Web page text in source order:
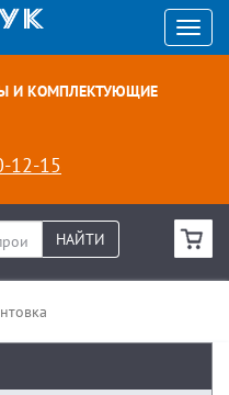
И КОМПЛЕКТУЮЩИЕ
12-15
НАЙТИ